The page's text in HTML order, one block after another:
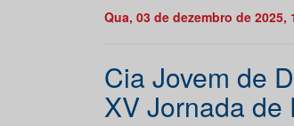
Qua, 03 de dezembro de 2025,
Cia Jovem de
XV Jornada de